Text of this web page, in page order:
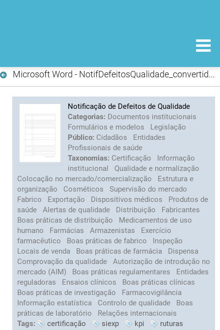
Microsoft Word - NotifDefeitosQualidade_convertido.pdf
Notificação de Defeitos de Qualidade
Categorias: Documentos institucionais
Formulários e modelos
Legislação
Público: Cidadãos
Entidades
Profissionais de saúde
Taxonomias: Certificação
Informação
institucional
Qualidade e normalização
Colocação no mercado/comercialização
Estrutura e
organização
Cosméticos
Supervisão do mercado
Fabrico
Exportação Dispositivos médicos
Produtos de
saúde
Alertas de qualidade Distribuição
Fabricantes
Boas práticas de distribuição
Medicamentos de uso
humano
Farmácias Armazenistas
Exercício
farmacêutico
Boas práticas de fabrico
Inspeção
Locais de venda
Boas práticas de farmácia
Dispensa
Comprovação da qualidade
Autorização de introdução no
mercado (AIM)
Boas práticas regulamentares
Entidades
reguladoras
Ensaios clínicos
Boas práticas clínicas
Boas práticas de investigação
Farmacovigilância
Informação estatística
Controlo de qualidade
Boas
práticas de laboratório
Relações internacionais
Tags:
certificação siexp kpi ruturas